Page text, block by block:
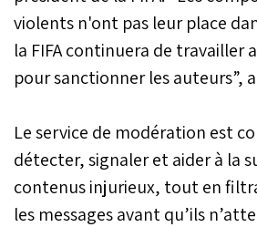
violents n'ont pas leur place
la FIFA continuera de travailler
pour sanctionner les auteurs”,
Le service de modération est
détecter, signaler et aider à la
contenus injurieux, tout en
les messages avant qu’ils